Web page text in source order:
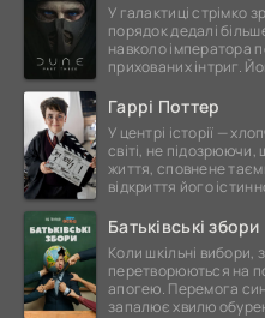
У галактиці стрімко
порядок дедалі
навколо імператора
прихованих інтриг.
Гаррі Поттер
У центрі історії —
світі, не
життя, сповнене
відкриття його
Батьківські збори
Коли шкільні вибори,
перетворюються на
апогею. Перемога
запалює хвилю